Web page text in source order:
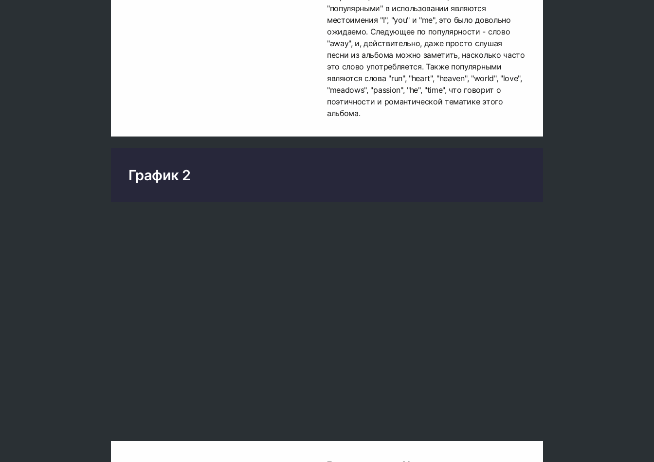
"популярными" в использовании являются
местоимения "I", "you" и "me", это было довольно
ожидаемо. Следующее по популярности - слово
"away", и, действительно, даже просто слушая
песни из альбома можно заметить, насколько часто
это слово употребляется. Также популярными
являются слова "run", "heart", "heaven", "world", "love",
"meadows", "passion", "he", "time", что говорит о
поэтичности и романтической тематике этого
альбома.
График 2